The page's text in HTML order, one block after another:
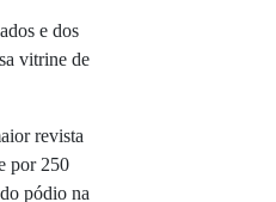
e dos
vitrine de
revista
por 250
pódio na